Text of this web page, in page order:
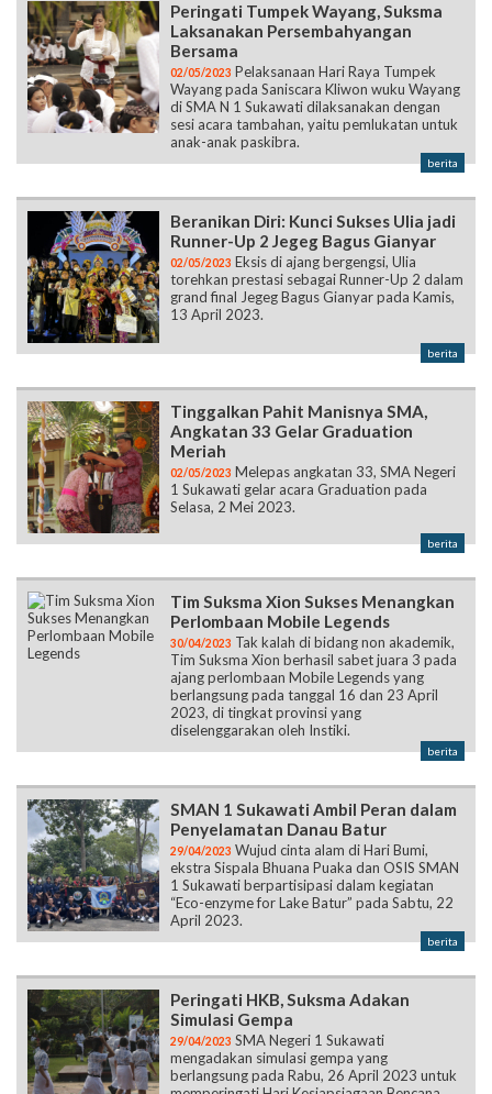
Peringati Tumpek Wayang, Suksma
Laksanakan Persembahyangan
Bersama
02/05/2023 Pelaksanaan Hari Raya Tumpek
Wayang pada Saniscara Kliwon wuku Wayang
di SMA N 1 Sukawati dilaksanakan dengan
sesi acara tambahan, yaitu pemlukatan untuk
anak-anak paskibra.
berita
Beranikan Diri: Kunci Sukses Ulia jadi
Runner-Up 2 Jegeg Bagus Gianyar
02/05/2023 Eksis di ajang bergengsi, Ulia
torehkan prestasi sebagai Runner-Up 2 dalam
grand final Jegeg Bagus Gianyar pada Kamis,
13 April 2023.
berita
Tinggalkan Pahit Manisnya SMA,
Angkatan 33 Gelar Graduation
Meriah
02/05/2023 Melepas angkatan 33, SMA Negeri
1 Sukawati gelar acara Graduation pada
Selasa, 2 Mei 2023.
berita
Tim Suksma Xion Sukses Menangkan
Perlombaan Mobile Legends
30/04/2023 Tak kalah di bidang non akademik,
Tim Suksma Xion berhasil sabet juara 3 pada
ajang perlombaan Mobile Legends yang
berlangsung pada tanggal 16 dan 23 April
2023, di tingkat provinsi yang
diselenggarakan oleh Instiki.
berita
SMAN 1 Sukawati Ambil Peran dalam
Penyelamatan Danau Batur
29/04/2023 Wujud cinta alam di Hari Bumi,
ekstra Sispala Bhuana Puaka dan OSIS SMAN
1 Sukawati berpartisipasi dalam kegiatan
“Eco-enzyme for Lake Batur” pada Sabtu, 22
April 2023.
berita
Peringati HKB, Suksma Adakan
Simulasi Gempa
29/04/2023 SMA Negeri 1 Sukawati
mengadakan simulasi gempa yang
berlangsung pada Rabu, 26 April 2023 untuk